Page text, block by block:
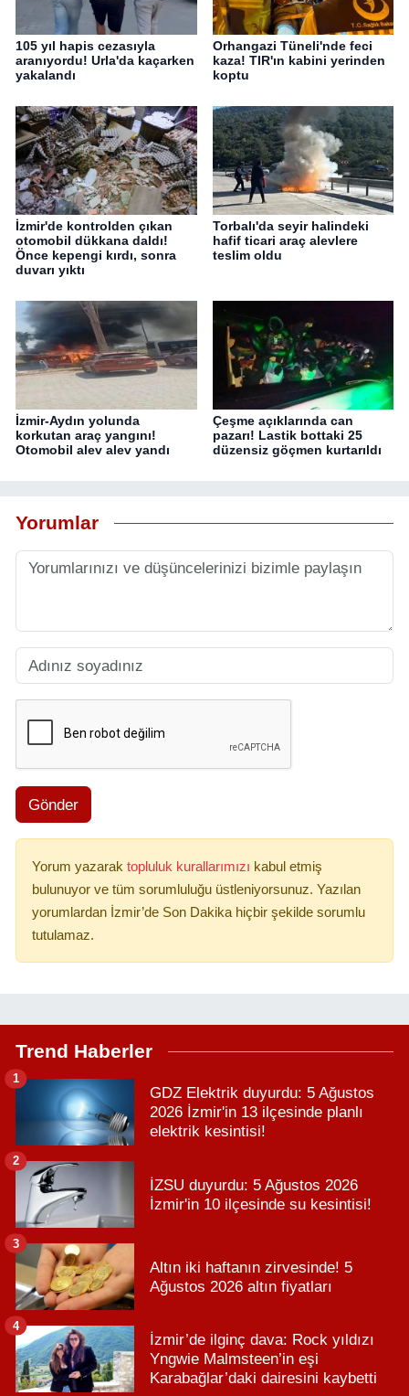
105 yıl hapis cezasıyla
aranıyordu! Urla'da kaçarken
yakalandı
Orhangazi Tüneli'nde feci
kaza! TIR'ın kabini yerinden
koptu
İzmir'de kontrolden çıkan
otomobil dükkana daldı!
Önce kepengi kırdı, sonra
duvarı yıktı
Torbalı'da seyir halindeki
hafif ticari araç alevlere
teslim oldu
İzmir-Aydın yolunda
korkutan araç yangını!
Otomobil alev alev yandı
Çeşme açıklarında can
pazarı! Lastik bottaki 25
düzensiz göçmen kurtarıldı
Yorumlar
Gönder
Yorum yazarak topluluk kurallarımızı kabul etmiş
bulunuyor ve tüm sorumluluğu üstleniyorsunuz. Yazılan
yorumlardan İzmir’de Son Dakika hiçbir şekilde sorumlu
tutulamaz.
Trend Haberler
GDZ Elektrik duyurdu: 5 Ağustos
2026 İzmir'in 13 ilçesinde planlı
elektrik kesintisi!
1
İZSU duyurdu: 5 Ağustos 2026
İzmir'in 10 ilçesinde su kesintisi!
2
Altın iki haftanın zirvesinde! 5
Ağustos 2026 altın fiyatları
3
İzmir’de ilginç dava: Rock yıldızı
Yngwie Malmsteen’in eşi
Karabağlar’daki dairesini kaybetti
4